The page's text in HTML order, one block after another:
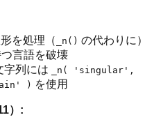
を処理（ _n() の代わりに）
言語を破壊
字列には
_n( 'singular',
)
を使用
）: